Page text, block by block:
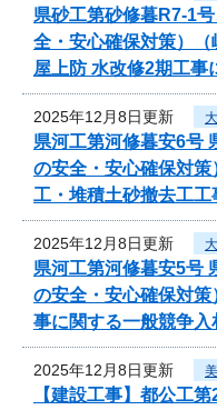
県砂工第砂修暮R7-1
全・安心確保対策）（
屋上防 水改修2期工事
2025年12月8日更新
県河工第河修暮安6号
の安全・安心確保対
工・堆積土砂撤去工
2025年12月8日更新
県河工第河修暮安5号
の安全・安心確保対
事に関する一般競争入
2025年12月8日更新
【建設工事】都公工